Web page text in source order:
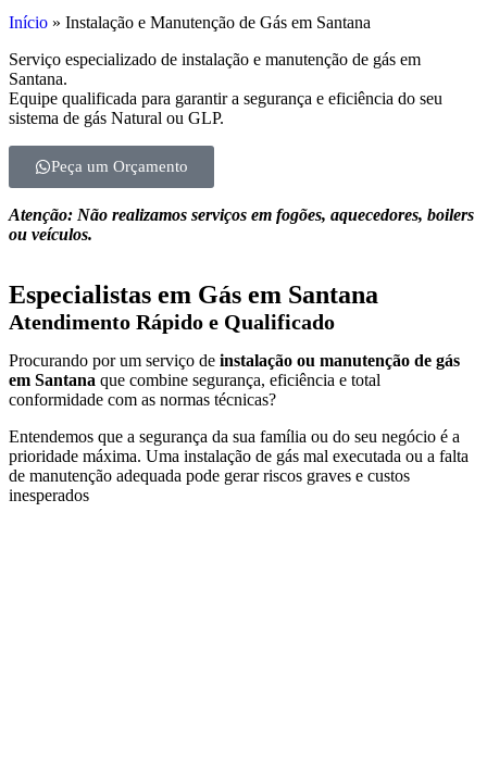
Início » Instalação e Manutenção de Gás em Santana
Serviço especializado de instalação e manutenção de gás em
Santana.
Equipe qualificada para garantir a segurança e eficiência do seu
sistema de gás Natural ou GLP.
Peça um Orçamento
Atenção: Não realizamos serviços em fogões, aquecedores, boilers
ou veículos.
Especialistas em Gás em Santana
Atendimento Rápido e Qualificado
Procurando por um serviço de instalação ou manutenção de gás
em Santana que combine segurança, eficiência e total
conformidade com as normas técnicas?
Entendemos que a segurança da sua família ou do seu negócio é a
prioridade máxima. Uma instalação de gás mal executada ou a falta
de manutenção adequada pode gerar riscos graves e custos
inesperados